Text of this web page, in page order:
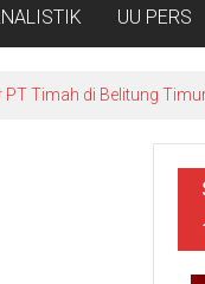
UU PERS
Mitra PT Timah,